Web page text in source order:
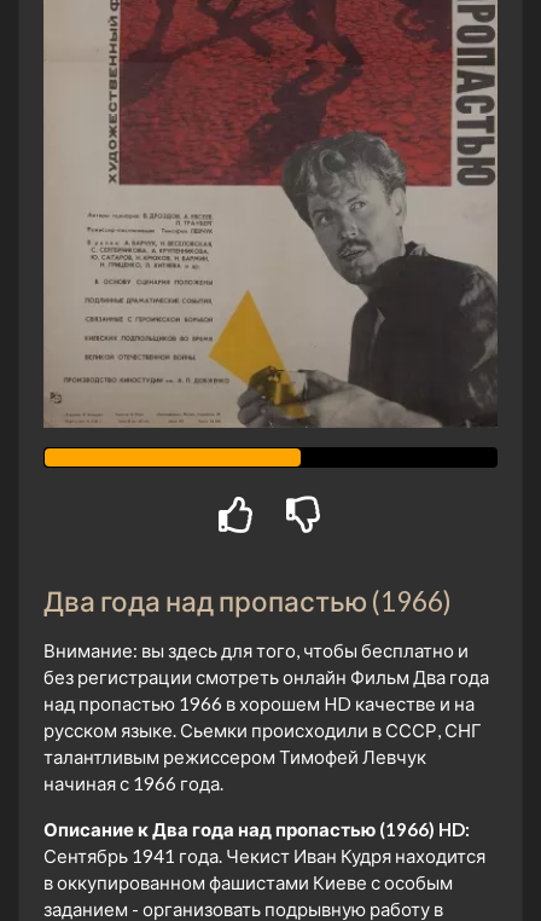
Два года над пропастью (1966)
Внимание: вы здесь для того, чтобы бесплатно и
без регистрации смотреть онлайн Фильм Два года
над пропастью 1966 в хорошем HD качестве и на
русском языке. Сьемки происходили в СССР, СНГ
талантливым режиссером Тимофей Левчук
начиная с 1966 года.
Описание к Два года над пропастью (1966) HD:
Сентябрь 1941 года. Чекист Иван Кудря находится
в оккупированном фашистами Киеве с особым
заданием - организовать подрывную работу в